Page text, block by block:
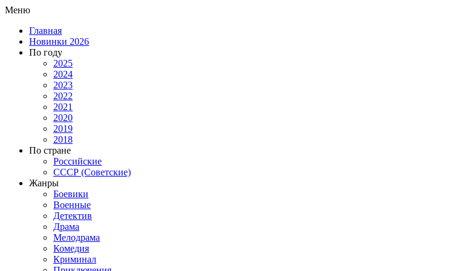
Меню
Главная
Новинки 2026
По году
2025
2024
2023
2022
2021
2020
2019
2018
По стране
Российские
СССР (Советские)
Жанры
Боевики
Военные
Детектив
Драма
Мелодрама
Комедия
Криминал